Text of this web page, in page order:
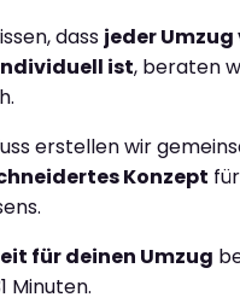
dass jeder
ist, beraten
erstellen wir
Konzept
für deinen Umzug
Minuten.